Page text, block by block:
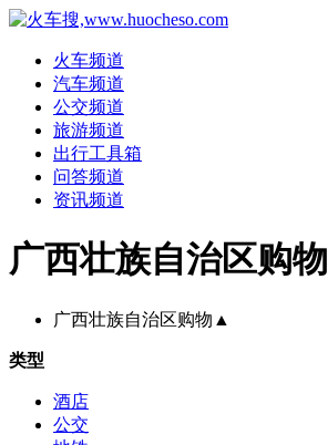
火车频道
汽车频道
公交频道
旅游频道
出行工具箱
问答频道
资讯频道
广西壮族自治区购物
广西壮族自治区购物 ▲
类型
酒店
公交